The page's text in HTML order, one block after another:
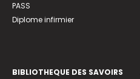
PASS
Diplome infirmier
BIBLIOTHEQUE DES SAVOIRS